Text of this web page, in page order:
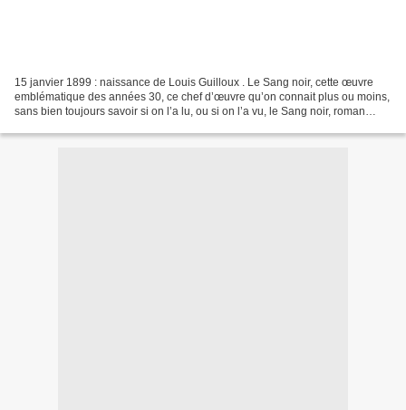
15 janvier 1899 : naissance de Louis Guilloux . Le Sang noir, cette œuvre
emblématique des années 30, ce chef d’œuvre qu’on connait plus ou moins,
sans bien toujours savoir si on l’a lu, ou si on l’a vu, le Sang noir, roman